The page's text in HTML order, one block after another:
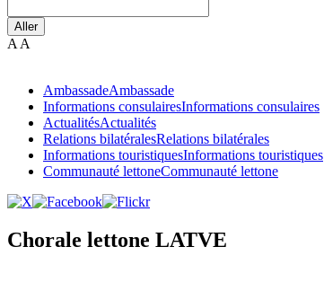
Aller
A A
AmbassadeAmbassade
Informations consulairesInformations consulaires
ActualitésActualités
Relations bilatéralesRelations bilatérales
Informations touristiquesInformations touristiques
Communauté lettoneCommunauté lettone
Chorale lettone LATVE